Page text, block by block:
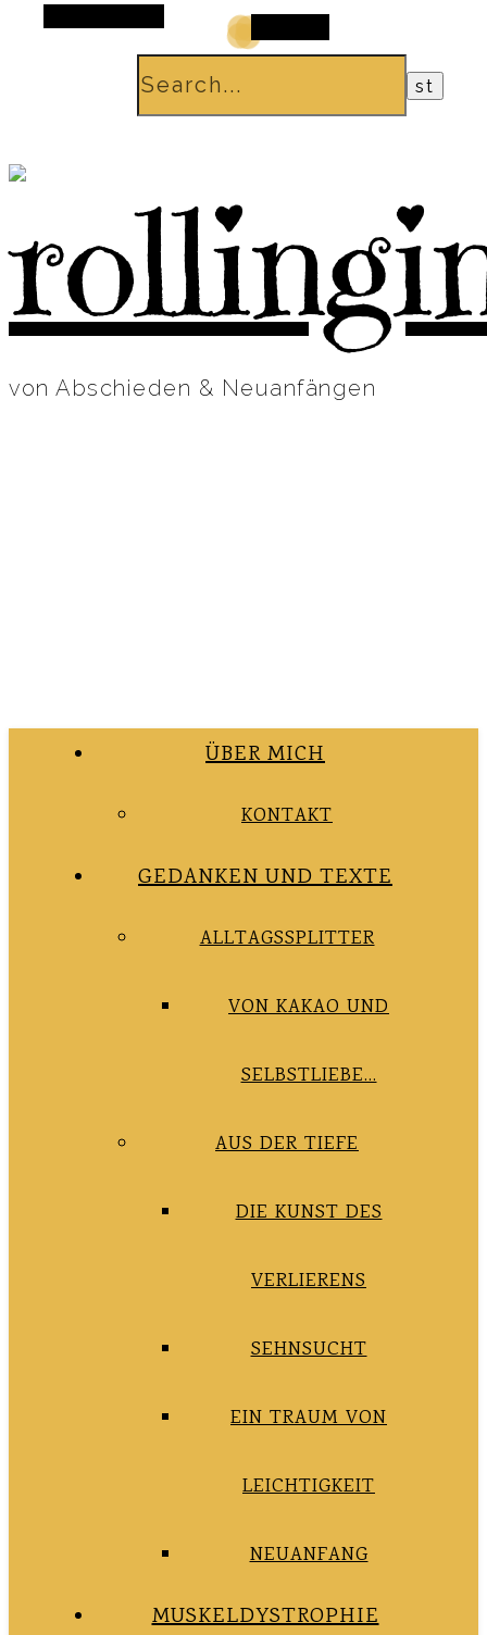
von Abschieden & Neuanfängen
ÜBER MICH
KONTAKT
GEDANKEN UND TEXTE
ALLTAGSSPLITTER
VON KAKAO UND
SELBSTLIEBE…
AUS DER TIEFE
DIE KUNST DES
VERLIERENS
SEHNSUCHT
EIN TRAUM VON
LEICHTIGKEIT
NEUANFANG
MUSKELDYSTROPHIE